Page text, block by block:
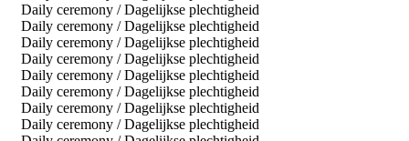
Daily ceremony / Dagelijkse plechtigheid
Daily ceremony / Dagelijkse plechtigheid
Daily ceremony / Dagelijkse plechtigheid
Daily ceremony / Dagelijkse plechtigheid
Daily ceremony / Dagelijkse plechtigheid
Daily ceremony / Dagelijkse plechtigheid
Daily ceremony / Dagelijkse plechtigheid
Daily ceremony / Dagelijkse plechtigheid